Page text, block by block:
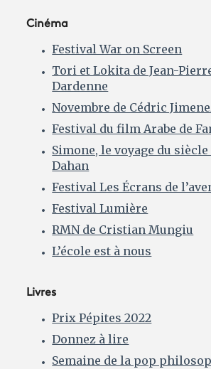
Cinéma
Festival War on Screen
Tori et Lokita de Jean-
Dardenne
Novembre de Cédric
Festival du film Arabe de
Simone, le voyage du
Dahan
Festival Les Écrans de
Festival Lumière
RMN de Cristian Mungiu
L’école est à nous
Livres
Prix Pépites 2022
Donnez à lire
Semaine de la pop